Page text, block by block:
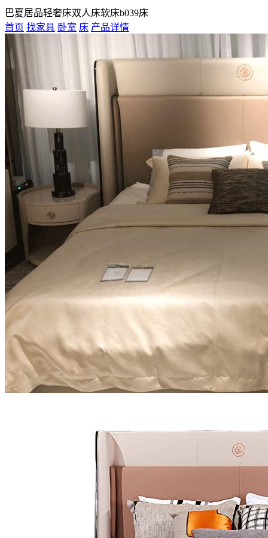
巴夏居品轻奢床双人床软床b039床
首页 找家具 卧室 床 产品详情